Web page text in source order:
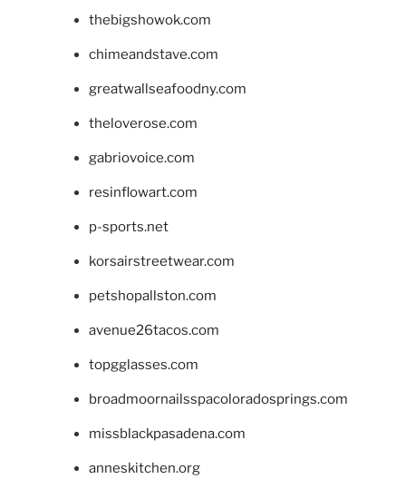
thebigshowok.com
chimeandstave.com
greatwallseafoodny.com
theloverose.com
gabriovoice.com
resinflowart.com
p-sports.net
korsairstreetwear.com
petshopallston.com
avenue26tacos.com
topgglasses.com
broadmoornailsspacoloradosprings.com
missblackpasadena.com
anneskitchen.org